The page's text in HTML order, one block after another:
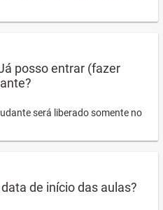
posso entrar (fazer
será liberado somente no
de início das aulas?